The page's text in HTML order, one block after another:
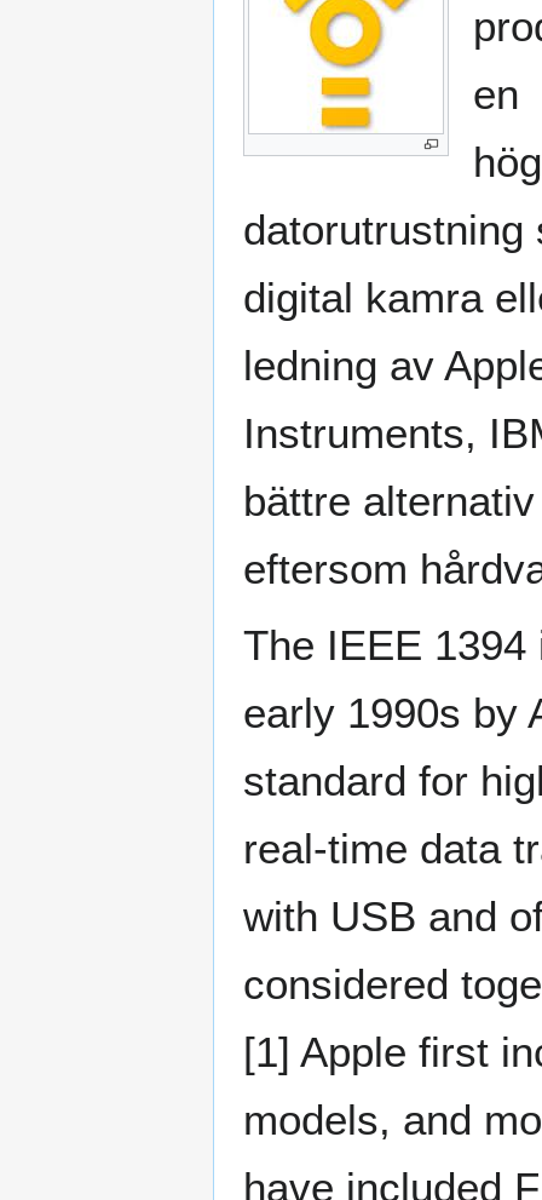
en
datorutrustning
digital kamra
ledning av
Instruments,
bättre
eftersom
The IEEE
early 1990s by
standard for
real-time data
with USB and
considered
[1] Apple first
models, and
have included